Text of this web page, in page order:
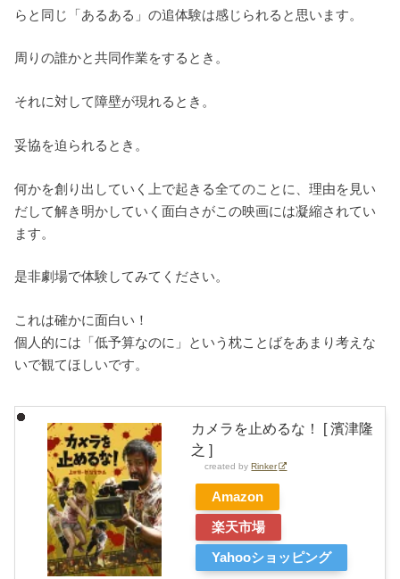
らと同じ「あるある」の追体験は感じられると思います。
周りの誰かと共同作業をするとき。
それに対して障壁が現れるとき。
妥協を迫られるとき。
何かを創り出していく上で起きる全てのことに、理由を見い
だして解き明かしていく面白さがこの映画には凝縮されてい
ます。
是非劇場で体験してみてください。
これは確かに面白い！
個人的には「低予算なのに」という枕ことばをあまり考えな
いで観てほしいです。
カメラを止めるな！ [ 濱津隆
之 ]
created byRinker
Amazon
楽天市場
Yahooショッピング